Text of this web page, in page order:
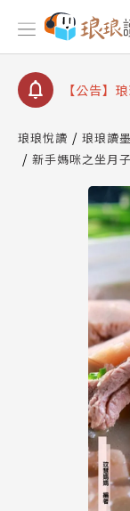
【公告】
查詢
【公告】
【公告】
請圖文教學
【公告】
查詢
【公告】
琅琅悅讀 琅琅讀墨
新手媽咪之坐月子